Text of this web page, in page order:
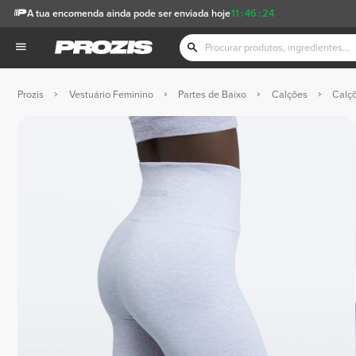
11 :46 :24
A tua encomenda ainda pode ser enviada hoje
Prozis Vestuário Feminino Partes de Baixo Calções